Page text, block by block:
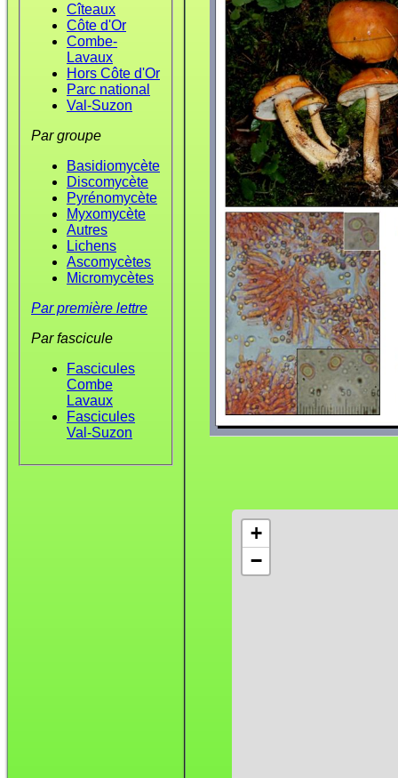
Cîteaux
Côte d'Or
Combe-
Lavaux
Hors Côte d'Or
Parc national
Val-Suzon
Par groupe
Basidiomycète
Discomycète
Pyrénomycète
Myxomycète
Autres
Lichens
Ascomycètes
Micromycètes
Par première lettre
Par fascicule
Fascicules
Combe
Lavaux
Fascicules
Val-Suzon
+
−